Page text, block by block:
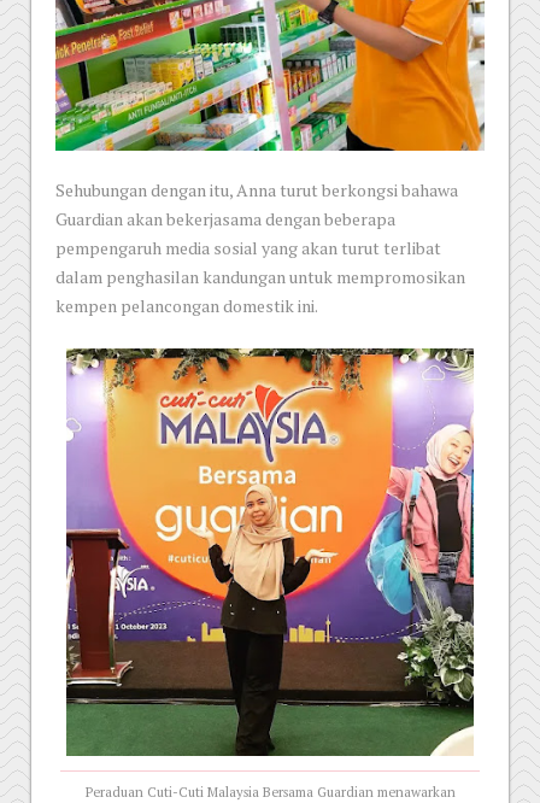
Sehubungan dengan itu, Anna turut berkongsi bahawa
Guardian akan bekerjasama dengan beberapa
pempengaruh media sosial yang akan turut terlibat
dalam penghasilan kandungan untuk mempromosikan
kempen pelancongan domestik ini.
Peraduan Cuti-Cuti Malaysia Bersama Guardian menawarkan